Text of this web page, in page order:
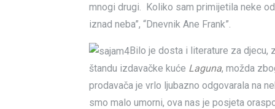
mnogi drugi. Koliko sam primijetila neke
iznad neba”, “Dnevnik Ane Frank”.
Bilo je dosta i literature za djecu,
štandu izdavačke kuće Laguna, možda
prodavača je vrlo ljubazno odgovarala na
smo malo umorni, ova nas je posjeta